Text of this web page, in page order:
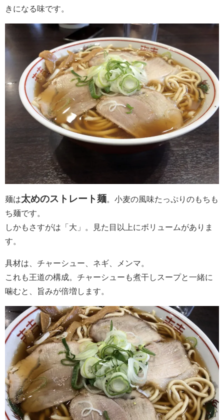
きになる味です。
麺は太めのストレート麺 。小麦の風味たっぷりのもちも
ち麺です。
しかもさすがは「大」。見た目以上にボリュームがありま
す。
具材は、チャーシュー、ネギ、メンマ。
これも王道の構成。チャーシューも煮干しスープと一緒に
噛むと、旨みが倍増します。